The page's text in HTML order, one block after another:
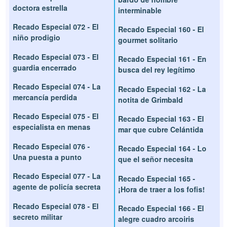
doctora estrella
Recado Especial 072 - El
niño prodigio
Recado Especial 073 - El
guardia encerrado
Recado Especial 074 - La
mercancía perdida
Recado Especial 075 - El
especialista en menas
Recado Especial 076 -
Una puesta a punto
Recado Especial 077 - La
agente de policía secreta
Recado Especial 078 - El
secreto militar
interminable
Recado Especial 160 - El
gourmet solitario
Recado Especial 161 - En
busca del rey legítimo
Recado Especial 162 - La
notita de Grimbald
Recado Especial 163 - El
mar que cubre Celántida
Recado Especial 164 - Lo
que el señor necesita
Recado Especial 165 -
¡Hora de traer a los fofis!
Recado Especial 166 - El
alegre cuadro arcoiris